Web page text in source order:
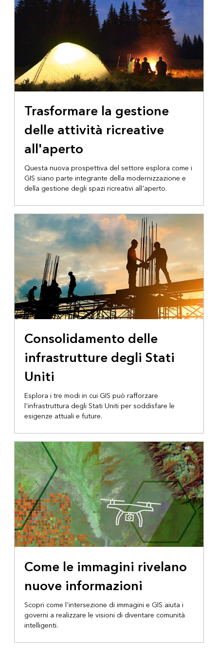
Trasformare la gestione
delle attività ricreative
all'aperto
Questa nuova prospettiva del settore esplora come i
GIS siano parte integrante della modernizzazione e
della gestione degli spazi ricreativi all'aperto.
Consolidamento delle
infrastrutture degli Stati
Uniti
Esplora i tre modi in cui GIS può rafforzare
l'infrastruttura degli Stati Uniti per soddisfare le
esigenze attuali e future.
Come le immagini rivelano
nuove informazioni
Scopri come l'intersezione di immagini e GIS aiuta i
governi a realizzare le visioni di diventare comunità
intelligenti.